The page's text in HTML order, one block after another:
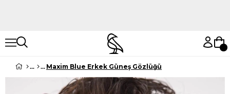
Maxim Blue Erkek Güneş Gözlüğü